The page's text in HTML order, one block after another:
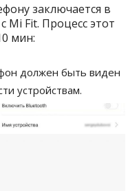
заключается в
Mi Fit. Процесс этот
мин:
должен быть виден
устройствам.